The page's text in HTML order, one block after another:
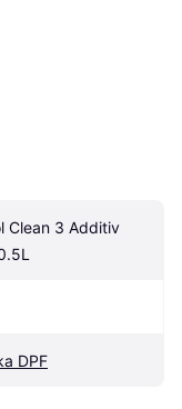
Clean 3 Additiv
DPF